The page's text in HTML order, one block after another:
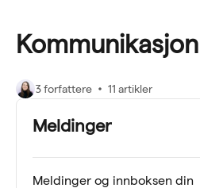
Kommunikasjon
3 forfattere 11 artikler
Meldinger
Meldinger og innboksen din